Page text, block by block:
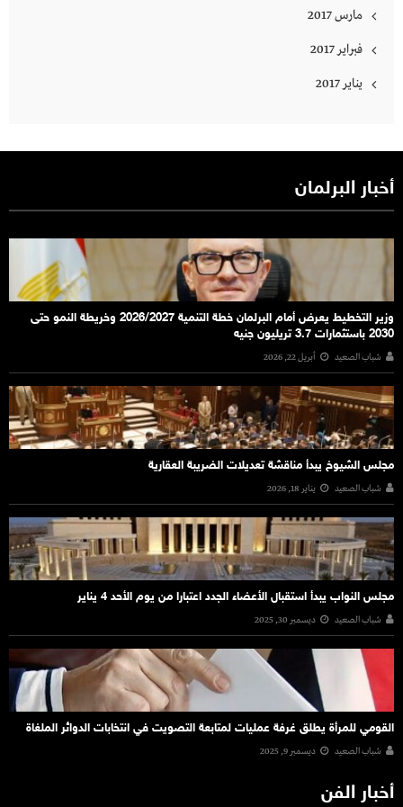
مارس 2017
فبراير 2017
يناير 2017
أخبار البرلمان
وزير التخطيط يعرض أمام البرلمان خطة التنمية 2026/2027 وخريطة النمو حتى
2030 باستثمارات 3.7 تريليون جنيه
شباب الصعيد أبريل 22, 2026
مجلس الشيوخ يبدأ مناقشة تعديلات الضريبة العقارية
شباب الصعيد يناير 18, 2026
مجلس النواب يبدأ استقبال الأعضاء الجدد اعتبارا من يوم الأحد 4 يناير
شباب الصعيد ديسمبر 30, 2025
القومي للمرأة يطلق غرفة عمليات لمتابعة التصويت في انتخابات الدوائر الملغاة
شباب الصعيد ديسمبر 9, 2025
أخبار الفن